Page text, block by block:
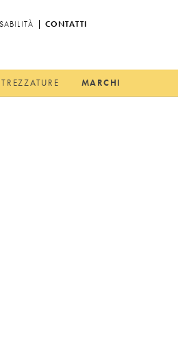
CONTATTI
MARCHI